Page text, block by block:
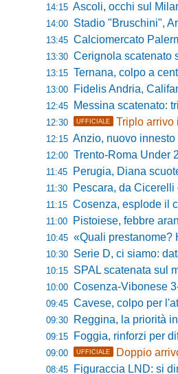
14:15 Ascoli, occhi sul
14:00 Stadio "Bruschini", Anzio
13:45 Calciomercato Palermo, ore
13:30 Cerignola scatenato sul
13:15 Ternana, colpo a
13:00 Fidelis Andria, Califano avverte
12:45 Messina scatenato: tris
12:30 UFFICIALE Triplo arrivo
12:15 Anzio, nuovo innesto
12:00 Trento-Roma Under 20 1-
11:45 Perugia, Diana scuote
11:30 Pescara, da Cicerelli e
11:15 Cosenza, esplode il caso
11:00 Pistoiese, febbre arancione:
10:45 «Quali prestanome? Ho speso un
10:30 Serie D, ci siamo:
10:15 SPAL scatenata sul
10:00 Cosenza-Vibonese 3-0:
09:45 Cavese, colpo per
09:30 Reggina, la priorità in
09:15 Foggia, rinforzi per
09:00 UFFICIALE Doppio
08:45 Figuraccia LND: si dimenticano